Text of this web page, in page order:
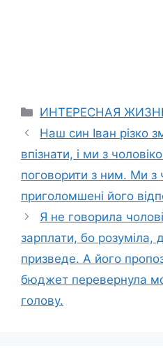
Categories
ИНТЕРЕСНАЯ
Наш син Іван різко
впізнати, і ми з
поговорити з ним. Ми з
приголомшені його
Я не говорила
зарплати, бо розуміла,
призведе. А його
бюджет перевернула
голову.